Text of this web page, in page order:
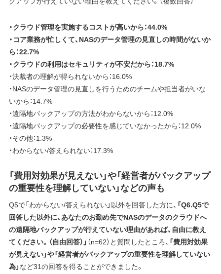
・クラウド管理を実施するコストが高いから：44.0%
・コア業務が忙しくて、NASのデータ管理の見直しの時間がないか
ら：22.7%
・クラウドの利用はセキュリティが不安だから：18.7%
・決裁者の理解が得られないから：16.0%
・NASのデータ管理の見直しを行うためのチームや担当者がいな
いから：14.7%
・遠隔地バックアップの方法がわからないから：12.0%
・遠隔地バックアップの必要性を感じていなかったから：12.0%
・その他：1.3%
・わからない/答えられない：17.3%
「費用対効果が見えない」や「経営者がバックアップ
の重要性を理解していない」などの声も
Q5で「わからない/答えられない」以外を回答した方に、 「Q6.Q5で
回答した以外に、あなたのお勤め先でNASのデータのクラウドへ
の遠隔地バックアップが行えていない理由があれば、自由に教え
てください。（自由回答）」 （n=62）と質問したところ、 「費用対効果
が見えない」や「経営者がバックアップの重要性を理解していない
為」 など31の回答を得ることができました。